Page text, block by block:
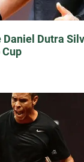
Daniel Dutra